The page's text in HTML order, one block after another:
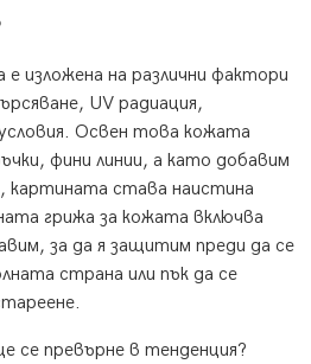
изложена на различни фактори
UV радиация,
Освен това кожата
фини линии, а като добавим
картината става наистина
грижа за кожата включва
за да я защитим преди да се
страна или пък да се
се превърне в тенденция?